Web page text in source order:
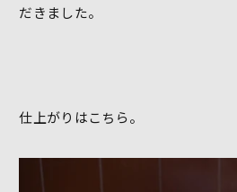
だきました。
仕上がりはこちら。